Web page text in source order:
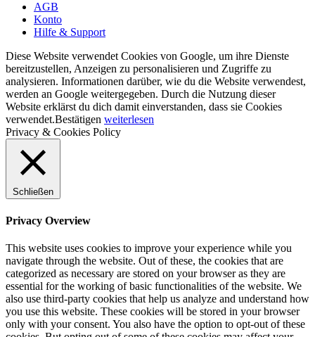
AGB
Konto
Hilfe & Support
Diese Website verwendet Cookies von Google, um ihre Dienste
bereitzustellen, Anzeigen zu personalisieren und Zugriffe zu
analysieren. Informationen darüber, wie du die Website verwendest,
werden an Google weitergegeben. Durch die Nutzung dieser
Website erklärst du dich damit einverstanden, dass sie Cookies
verwendet.Bestätigen weiterlesen
Privacy & Cookies Policy
Schließen
Privacy Overview
This website uses cookies to improve your experience while you
navigate through the website. Out of these, the cookies that are
categorized as necessary are stored on your browser as they are
essential for the working of basic functionalities of the website. We
also use third-party cookies that help us analyze and understand how
you use this website. These cookies will be stored in your browser
only with your consent. You also have the option to opt-out of these